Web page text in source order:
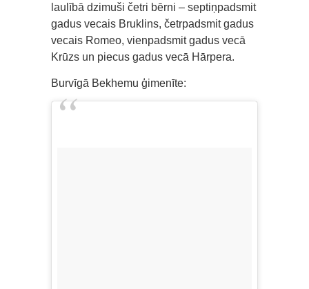
laulībā dzimuši četri bērni – septiņpadsmit
gadus vecais Bruklins, četrpadsmit gadus
vecais Romeo, vienpadsmit gadus vecā
Krūzs un piecus gadus vecā Hārpera.
Burvīgā Bekhemu ģimenīte: